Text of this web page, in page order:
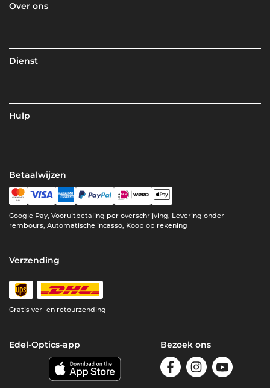
Over ons
Dienst
Hulp
Betaalwijzen
Google Pay, Vooruitbetaling per overschrijving, Levering onder
rembours, Automatische incasso, Koop op rekening
Verzending
Gratis ver- en retourzending
Edel-Optics-app Bezoek ons